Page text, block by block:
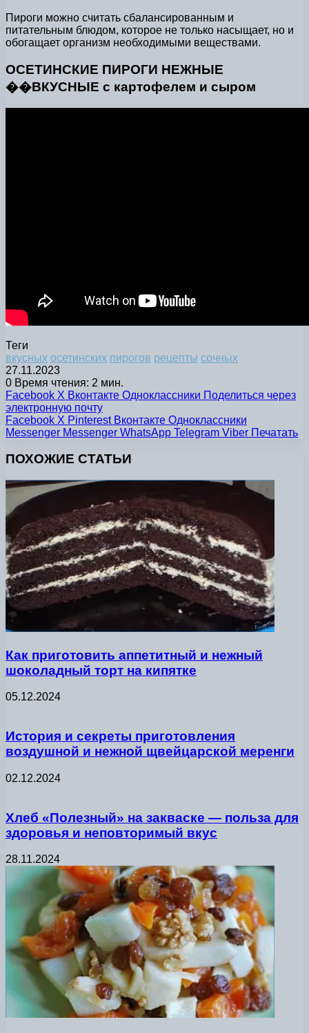
Пироги можно считать сбалансированным и
питательным блюдом, которое не только насыщает, но и
обогащает организм необходимыми веществами.
ОСЕТИНСКИЕ ПИРОГИ НЕЖНЫЕ
��ВКУСНЫЕ с картофелем и сыром
Теги
вкусных осетинских пирогов рецепты сочных
27.11.2023
0 Время чтения: 2 мин.
Facebook X Вконтакте Одноклассники Поделиться через
электронную почту
Facebook X Pinterest Вконтакте Одноклассники
Messenger Messenger WhatsApp Telegram Viber Печатать
ПОХОЖИЕ СТАТЬИ
Как приготовить аппетитный и нежный
шоколадный торт на кипятке
05.12.2024
История и секреты приготовления
воздушной и нежной щвейцарской меренги
02.12.2024
Хлеб «Полезный» на закваске — польза для
здоровья и неповторимый вкус
28.11.2024